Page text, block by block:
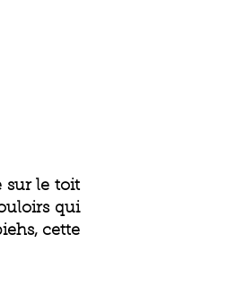
sur le toit
qui
cette